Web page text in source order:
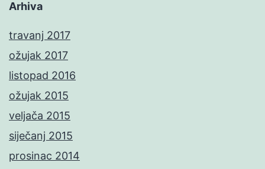
Arhiva
travanj 2017
ožujak 2017
listopad 2016
ožujak 2015
veljača 2015
siječanj 2015
prosinac 2014